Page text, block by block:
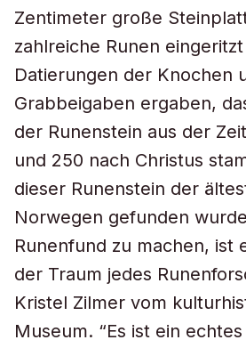
Zentimeter große
zahlreiche Runen
Datierungen der Knochen
Grabbeigaben ergaben,
der Runenstein aus der
und 250 nach Christus
dieser Runenstein der
Norwegen gefunden
Runenfund zu machen, ist
der Traum jedes
Kristel Zilmer vom
Museum. “Es ist ein